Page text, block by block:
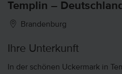
Templin – Deutschland
Brandenburg
Ihre Unterkunft
In der schönen Uckermark in